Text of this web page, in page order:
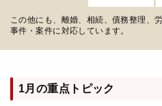
この他にも、離婚、相続、債務整理、
事件・案件に対応しています。
1月の重点トピック
費用